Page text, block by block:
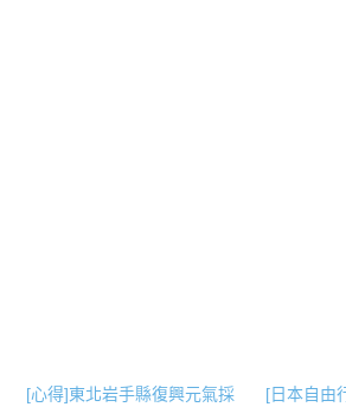
[心得]東北岩手縣復興元氣採
[日本自由